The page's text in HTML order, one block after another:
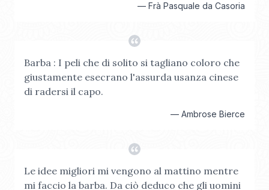
— Frà Pasquale da Casoria
Barba : I peli che di solito si tagliano coloro che
giustamente esecrano l'assurda usanza cinese
di radersi il capo.
— Ambrose Bierce
Le idee migliori mi vengono al mattino mentre
mi faccio la barba. Da ciò deduco che gli uomini